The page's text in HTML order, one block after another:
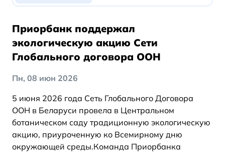
Новости
Приорбанк поддержал
экологическую акцию Сети
Глобального договора ООН
Пн, 08 июн 2026
5 июня 2026 года Сеть Глобального Договора
ООН в Беларуси провела в Центральном
ботаническом саду традиционную экологическую
акцию, приуроченную ко Всемирному дню
окружающей среды.Команда Приорбанка